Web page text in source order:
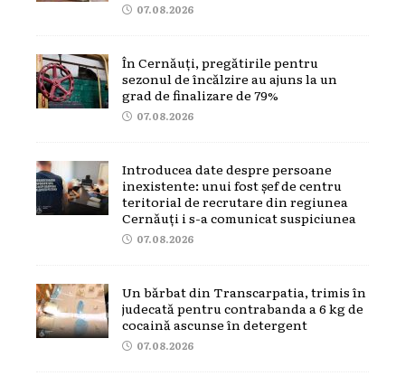
07.08.2026
În Cernăuți, pregătirile pentru
sezonul de încălzire au ajuns la un
grad de finalizare de 79%
07.08.2026
Introducea date despre persoane
inexistente: unui fost șef de centru
teritorial de recrutare din regiunea
Cernăuți i s-a comunicat suspiciunea
07.08.2026
Un bărbat din Transcarpatia, trimis în
judecată pentru contrabanda a 6 kg de
cocaină ascunse în detergent
07.08.2026